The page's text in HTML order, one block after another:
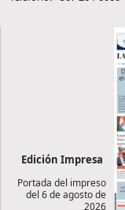
Edición Impresa
Portada del impreso
del 6 de agosto de
2026